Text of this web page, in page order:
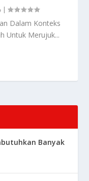
|
Dalam Konteks
Untuk Merujuk...
Banyak